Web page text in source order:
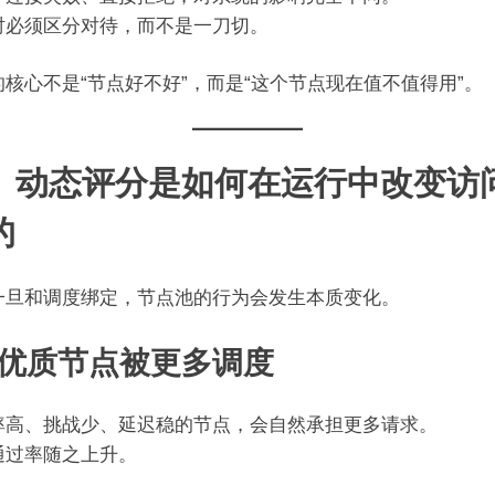
须区分对待，而不是一刀切。
心不是“节点好不好”，而是“这个节点现在值不值得用”。
动态评分是如何在运行中改变访
和调度绑定，节点池的行为会发生本质变化。
质节点被更多调度
、挑战少、延迟稳的节点，会自然承担更多请求。
率随之上升。